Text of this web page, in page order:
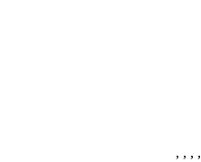
, , ,